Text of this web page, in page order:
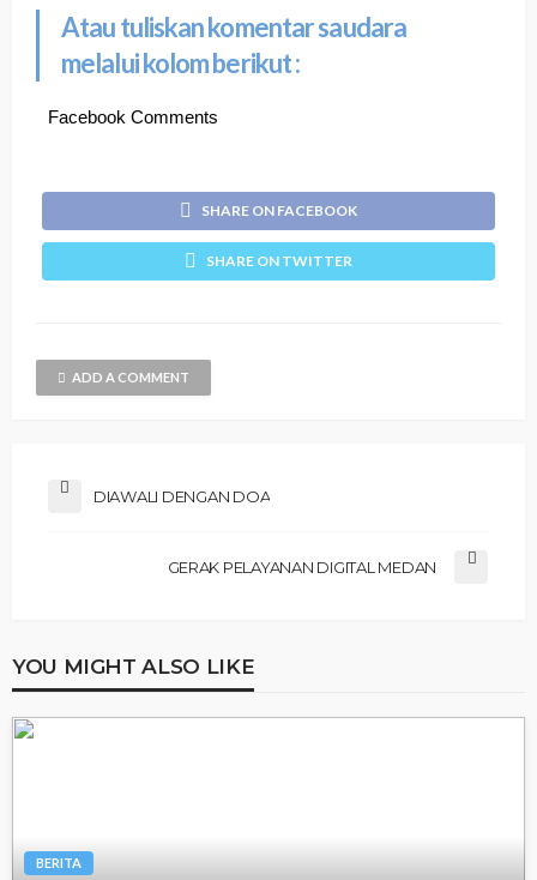
Atau tuliskan komentar saudara
melalui kolom berikut :
Facebook Comments
SHARE ON FACEBOOK
SHARE ON TWITTER
ADD A COMMENT
DIAWALI DENGAN DOA
GERAK PELAYANAN DIGITAL MEDAN
YOU MIGHT ALSO LIKE
BERITA